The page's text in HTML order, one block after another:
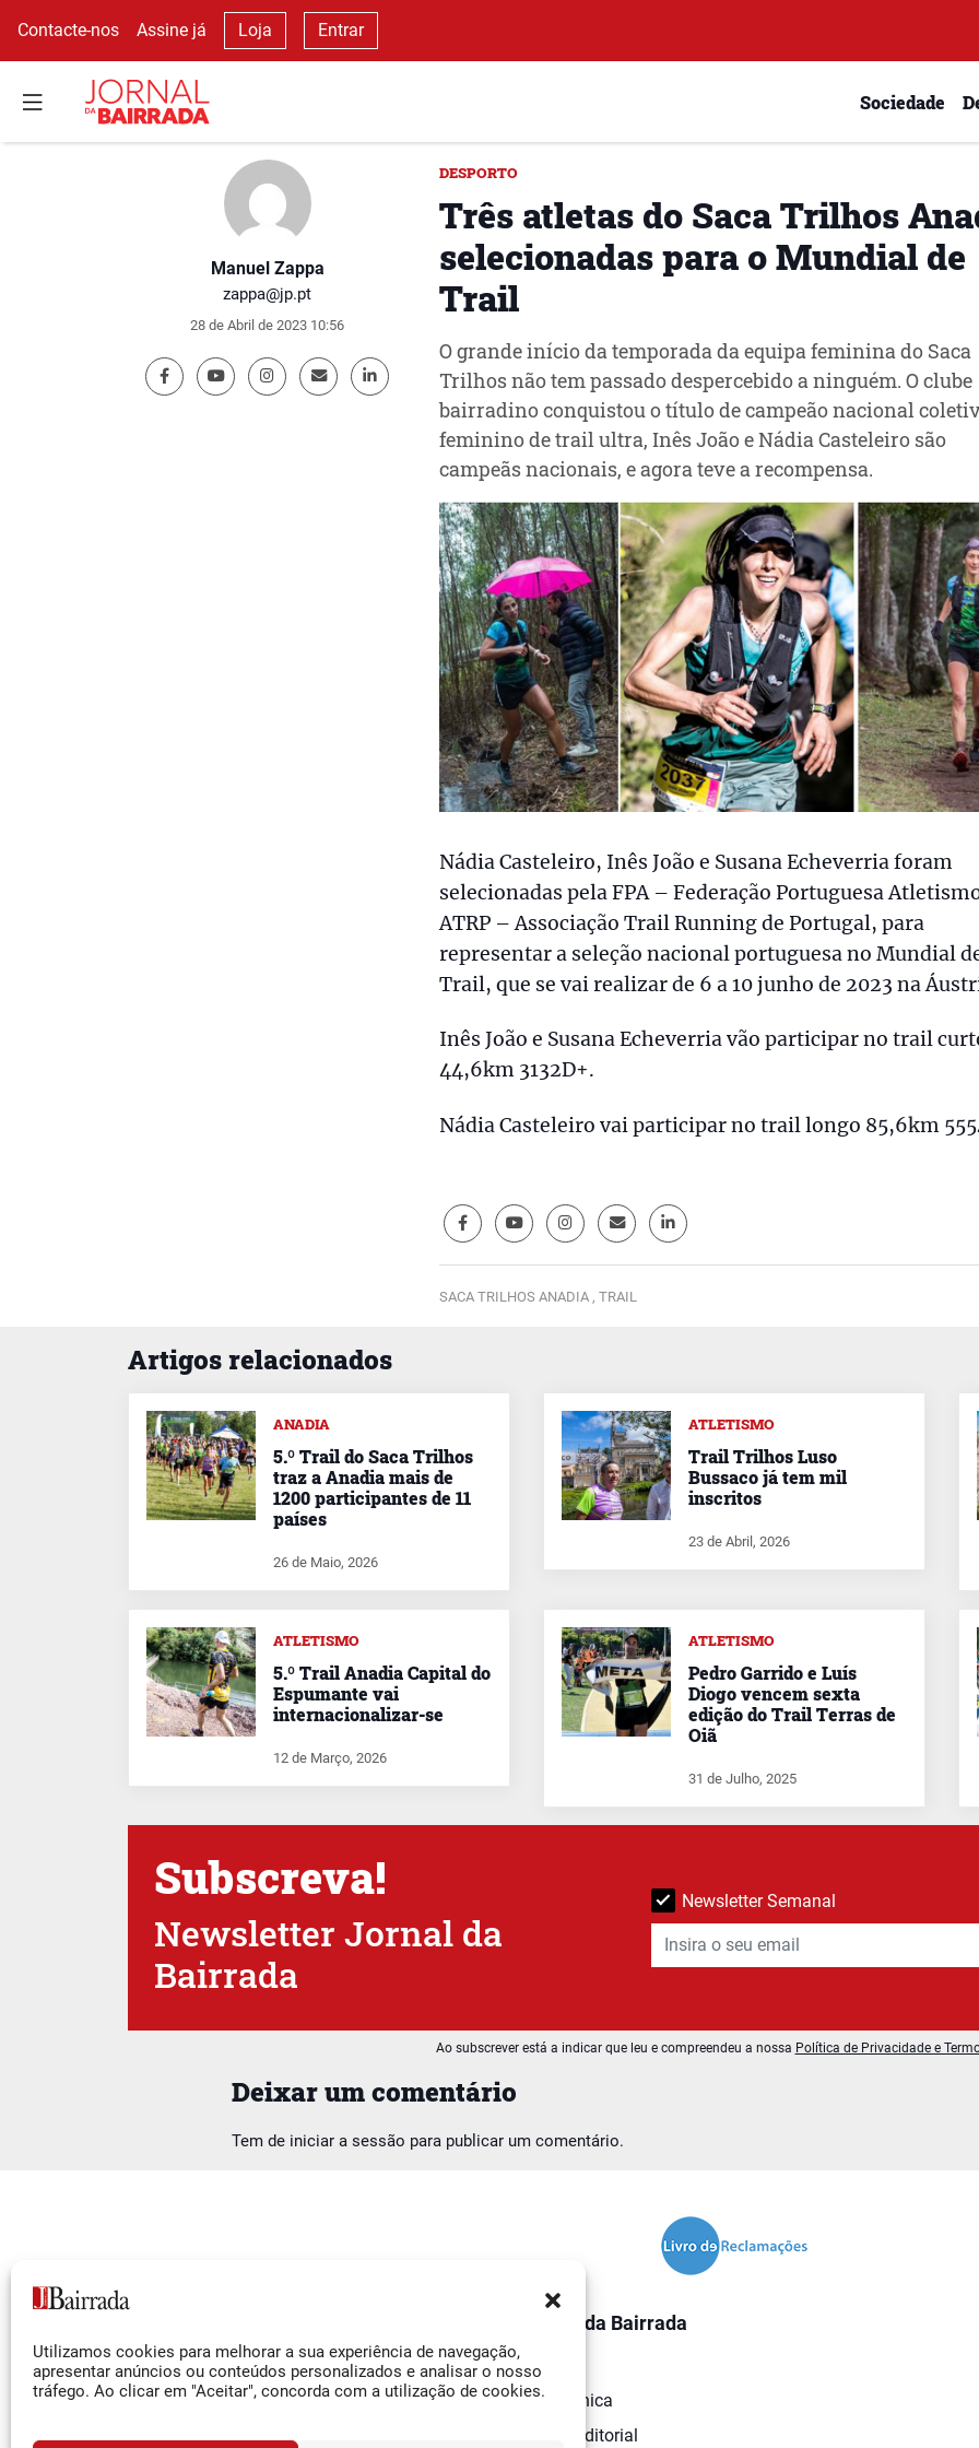
Utilizamos cookies para melhorar a sua experiência de navegação,
apresentar anúncios ou conteúdos personalizados e analisar o nosso
tráfego. Ao clicar em "Aceitar", concorda com a utilização de cookies.
Contacte-nos Assine já Loja Entrar
Sociedade
Manuel Zappa
zappa@jp.pt
28 de Abril de 2023 10:56
DESPORTO
Três atletas do Saca Trilhos
selecionadas para o Mundial de
Trail
O grande início da temporada da equipa feminina do Saca
Trilhos não tem passado despercebido a ninguém. O clube
bairradino conquistou o título de campeão nacional
feminino de trail ultra, Inês João e Nádia Casteleiro são
campeãs nacionais, e agora teve a recompensa.
Nádia Casteleiro, Inês João e Susana Echeverria foram
selecionadas pela FPA – Federação Portuguesa
ATRP – Associação Trail Running de Portugal, para
representar a seleção nacional portuguesa no Mundial
Trail, que se vai realizar de 6 a 10 junho de 2023 na
Inês João e Susana Echeverria vão participar no trail
44,6km 3132D+.
Nádia Casteleiro vai participar no trail longo 85,6km
SACA TRILHOS ANADIA , TRAIL
Artigos relacionados
Deixar um comentário
Tem de iniciar a sessão para publicar um comentário.
ANADIA
5.º Trail do Saca Trilhos
traz a Anadia mais de
1200 participantes de 11
países
26 de Maio, 2026
ATLETISMO
Trail Trilhos Luso
Bussaco já tem mil
inscritos
23 de Abril, 2026
ATLETISMO
5.º Trail Anadia Capital do
Espumante vai
internacionalizar-se
12 de Março, 2026
ATLETISMO
Pedro Garrido e Luís
Diogo vencem sexta
edição do Trail Terras de
Oiã
31 de Julho, 2025
Subscreva!
Newsletter Jornal da
Bairrada
Newsletter Semanal
Ao subscrever está a indicar que leu e compreendeu a nossa Política de Privacidade e
Facebook
Instagram
YouTube
O Jornal da Bairrada
Contactos
Ficha Técnica
Estatuto Editorial